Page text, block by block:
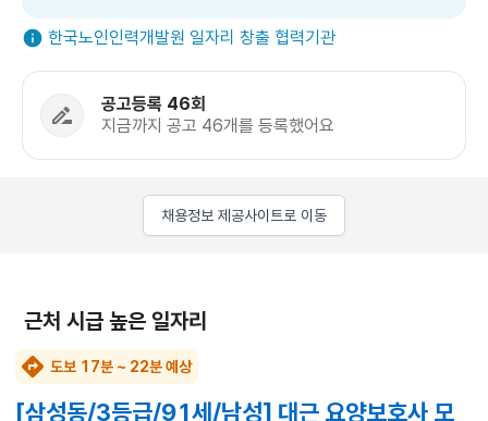
한국노인인력개발원 일자리 창출 협력기관
공고등록 46회
지금까지 공고 46개를 등록했어요
채용정보 제공사이트로 이동
근처 시급 높은 일자리
도보 17분 ~ 22분 예상
[삼성동/3등급/91세/남성] 대근 요양보호사 모